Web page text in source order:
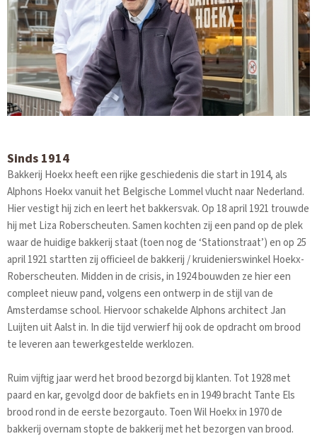
Sinds 1914
Bakkerij Hoekx heeft een rijke geschiedenis die start in 1914, als
Alphons Hoekx vanuit het Belgische Lommel vlucht naar Nederland.
Hier vestigt hij zich en leert het bakkersvak. Op 18 april 1921 trouwde
hij met Liza Roberscheuten. Samen kochten zij een pand op de plek
waar de huidige bakkerij staat (toen nog de ‘Stationstraat’) en op 25
april 1921 startten zij officieel de bakkerij / kruidenierswinkel Hoekx-
Roberscheuten. Midden in de crisis, in 1924 bouwden ze hier een
compleet nieuw pand, volgens een ontwerp in de stijl van de
Amsterdamse school. Hiervoor schakelde Alphons architect Jan
Luijten uit Aalst in. In die tijd verwierf hij ook de opdracht om brood
te leveren aan tewerkgestelde werklozen.
Ruim vijftig jaar werd het brood bezorgd bij klanten. Tot 1928 met
paard en kar, gevolgd door de bakfiets en in 1949 bracht Tante Els
brood rond in de eerste bezorgauto. Toen Wil Hoekx in 1970 de
bakkerij overnam stopte de bakkerij met het bezorgen van brood.